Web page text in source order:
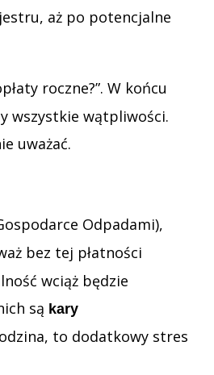
aż po potencjalne
roczne?”. W końcu
wszystkie wątpliwości.
uważać.
Odpadami),
bez tej płatności
wciąż będzie
są kary
to dodatkowy stres